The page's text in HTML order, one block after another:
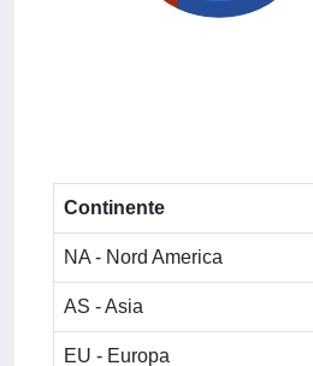
Continente
NA - Nord America
AS - Asia
EU - Europa